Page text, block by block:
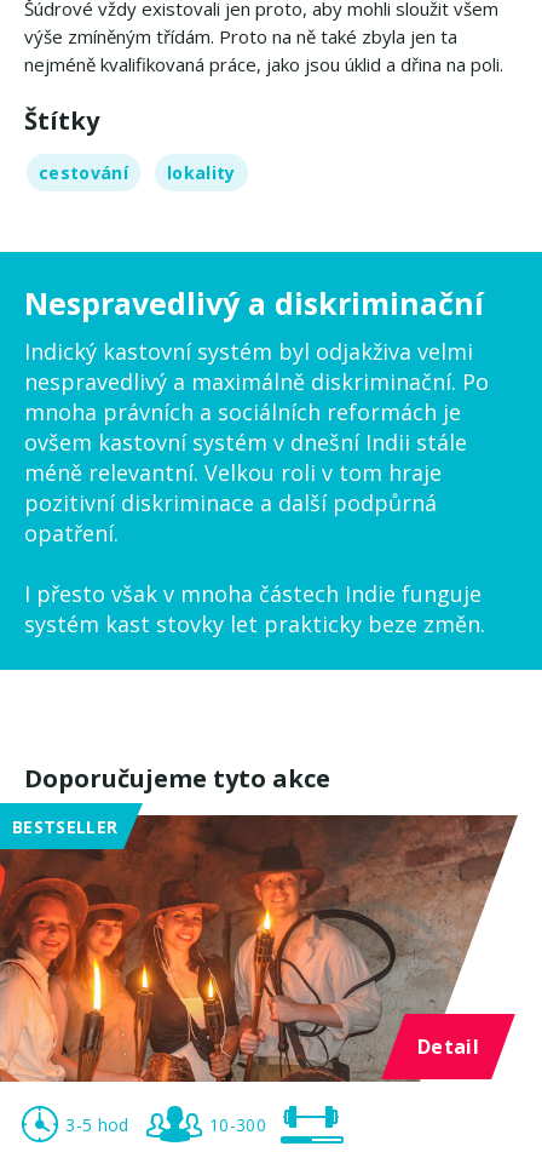
Šúdrové vždy existovali jen proto, aby mohli sloužit všem
výše zmíněným třídám. Proto na ně také zbyla jen ta
nejméně kvalifikovaná práce, jako jsou úklid a dřina na poli.
Štítky
cestování lokality
Nespravedlivý a diskriminační
Indický kastovní systém byl odjakživa velmi
nespravedlivý a maximálně diskriminační. Po
mnoha právních a sociálních reformách je
ovšem kastovní systém v dnešní Indii stále
méně relevantní. Velkou roli v tom hraje
pozitivní diskriminace a další podpůrná
opatření.
I přesto však v mnoha částech Indie funguje
systém kast stovky let prakticky beze změn.
Doporučujeme tyto akce
BESTSELLER
Detail
3-5 hod 10-300